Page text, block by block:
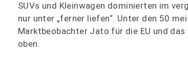
SUVs und Kleinwagen dominierten im
nur unter „ferner liefen“. Unter den 50
Marktbeobachter Jato für die EU und
oben.